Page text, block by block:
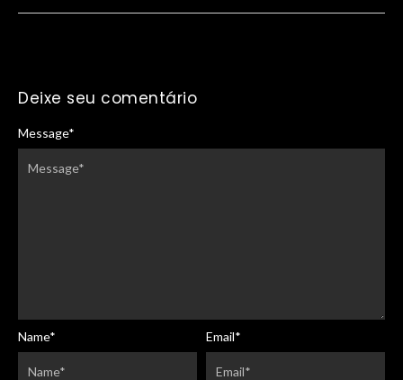
Deixe seu comentário
Message*
Name* Email*